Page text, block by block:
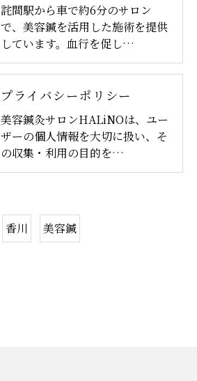
詫間駅から車で約6分のサロン
で、美容鍼を活用した施術を提供
しています。血行を促し…
プライバシーポリシー
美容鍼灸サロンHALiNOは、ユー
ザーの個人情報を大切に扱い、そ
の収集・利用の目的を…
香川 美容鍼